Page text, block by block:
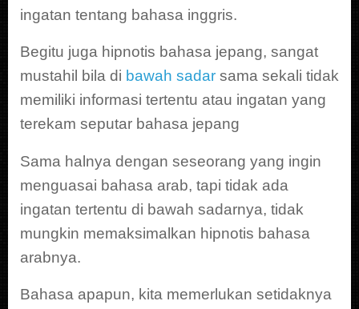
ingatan tentang bahasa inggris.
Begitu juga hipnotis bahasa jepang, sangat
mustahil bila di bawah sadar sama sekali tidak
memiliki informasi tertentu atau ingatan yang
terekam seputar bahasa jepang
Sama halnya dengan seseorang yang ingin
menguasai bahasa arab, tapi tidak ada
ingatan tertentu di bawah sadarnya, tidak
mungkin memaksimalkan hipnotis bahasa
arabnya.
Bahasa apapun, kita memerlukan setidaknya